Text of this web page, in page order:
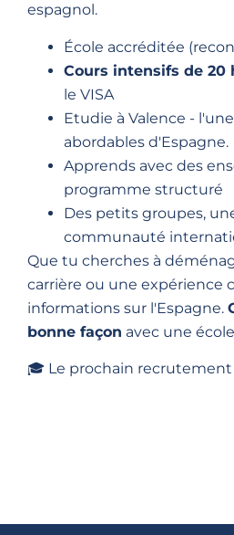
espagnol.
École accréditée
Cours intensifs de 20
le VISA
Etudie à Valence -
abordables d'Espagne.
Apprends avec des
programme structuré
Des petits groupes,
communauté
Que tu cherches à
carrière ou une expérience
informations sur l'Espagne.
bonne façon avec une
🎓 Le prochain